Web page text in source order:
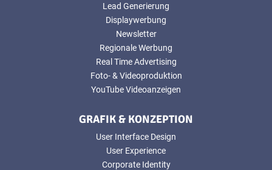
Lead Generierung
Displaywerbung
Newsletter
Regionale Werbung
Real Time Advertising
Foto- & Videoproduktion
YouTube Videoanzeigen
GRAFIK & KONZEPTION
User Interface Design
User Experience
Corporate Identity